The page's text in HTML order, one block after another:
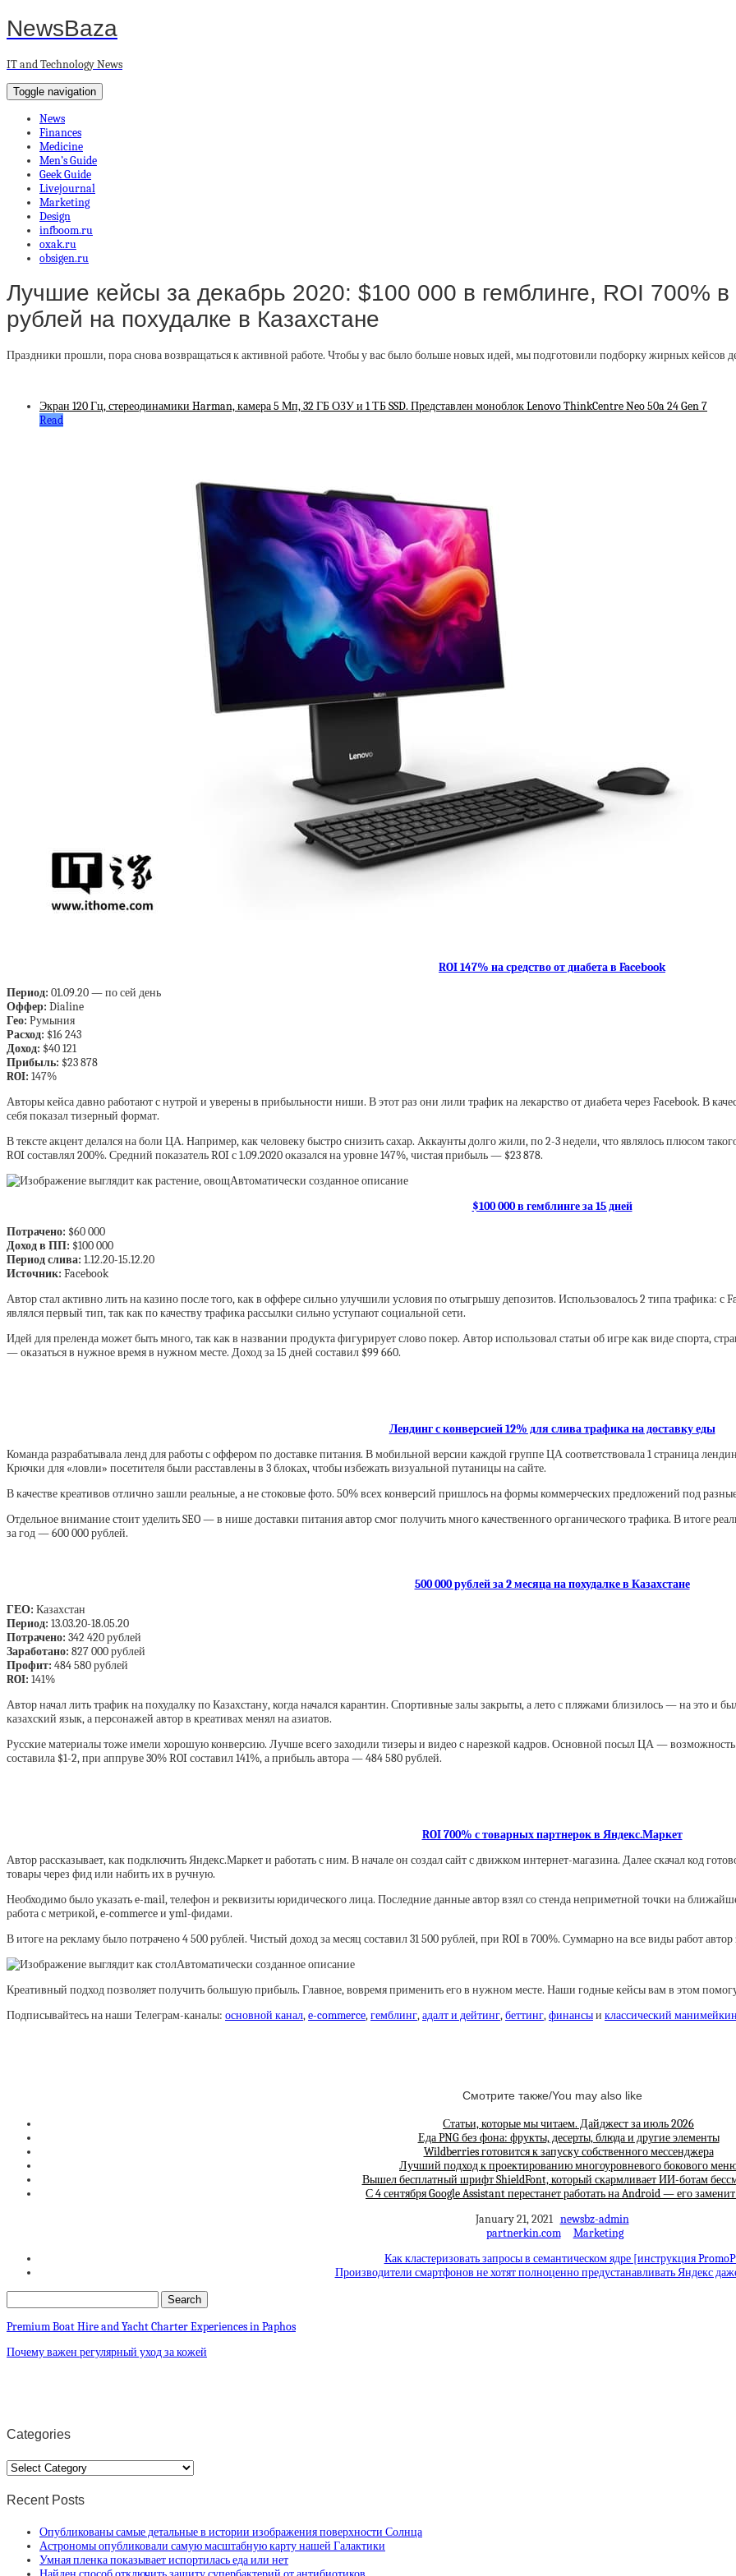
NewsBaza
IT and Technology News
Toggle navigation
News
Finances
Medicine
Men’s Guide
Geek Guide
Livejournal
Marketing
Design
infboom.ru
oxak.ru
obsigen.ru
Лучшие кейсы за декабрь 2020: $100 000 в гемблинге, ROI 700%
рублей на похудалке в Казахстане
Праздники прошли, пора снова возвращаться к активной работе. Чтобы у вас было больше новых идей, мы подготовили подборку жирных кейсов
Экран 120 Гц, стереодинамики Harman, камера 5 Мп, 32 ГБ ОЗУ и 1 ТБ SSD. Представлен моноблок Lenovo ThinkCentre Neo 50a 24 Gen 7
Read
ROI 147% на средство от диабета в Facebook
Период: 01.09.20 — по сей день
Оффер: Dialine
Гео: Румыния
Расход: $16 243
Доход: $40 121
Прибыль: $23 878
ROI: 147%
Авторы кейса давно работают с нутрой и уверены в прибыльности ниши. В этот раз они лили трафик на лекарство от диабета через Facebook. В
себя показал тизерный формат.
В тексте акцент делался на боли ЦА. Например, как человеку быстро снизить сахар. Аккаунты долго жили, по 2-3 недели, что являлось плюсом
ROI составлял 200%. Средний показатель ROI с 1.09.2020 оказался на уровне 147%, чистая прибыль — $23 878.
$100 000 в гемблинге за 15 дней
Потрачено: $60 000
Доход в ПП: $100 000
Период слива: 1.12.20-15.12.20
Источник: Facebook
Автор стал активно лить на казино после того, как в оффере сильно улучшили условия по отыгрышу депозитов. Использовалось 2 типа трафика:
являлся первый тип, так как по качеству трафика рассылки сильно уступают социальной сети.
Идей для преленда может быть много, так как в названии продукта фигурирует слово покер. Автор использовал статьи об игре как виде спорта,
— оказаться в нужное время в нужном месте. Доход за 15 дней составил $99 660.
Лендинг с конверсией 12% для слива трафика на доставку еды
Команда разрабатывала ленд для работы с оффером по доставке питания. В мобильной версии каждой группе ЦА соответствовала 1 страница
Крючки для «ловли» посетителя были расставлены в 3 блоках, чтобы избежать визуальной путаницы на сайте.
В качестве креативов отлично зашли реальные, а не стоковые фото. 50% всех конверсий пришлось на формы коммерческих предложений под
Отдельное внимание стоит уделить SEO — в нише доставки питания автор смог получить много качественного органического трафика. В итоге
за год — 600 000 рублей.
500 000 рублей за 2 месяца на похудалке в Казахстане
ГЕО: Казахстан
Период: 13.03.20-18.05.20
Потрачено: 342 420 рублей
Заработано: 827 000рублей
Профит: 484 580 рублей
ROI: 141%
Автор начал лить трафик на похудалку по Казахстану, когда начался карантин. Спортивные залы закрыты, а лето с пляжами близилось — на это и
казахский язык, а персонажей автор в креативах менял на азиатов.
Русские материалы тоже имели хорошую конверсию. Лучше всего заходили тизеры и видео с нарезкой кадров. Основной посыл ЦА — возможность
составила $1-2, при аппруве 30% ROI составил 141%, а прибыль автора — 484 580 рублей.
ROI 700% с товарных партнерок в Яндекс.Маркет
Автор рассказывает, как подключить Яндекс.Маркет и работать с ним. В начале он создал сайт с движком интернет-магазина. Далее скачал код
товары через фид или набить их в ручную.
Необходимо было указать e-mail, телефон и реквизиты юридического лица. Последние данные автор взял со стенда неприметной точки на
работа с метрикой, e-commerce и yml-фидами.
В итоге на рекламу было потрачено 4 500 рублей. Чистый доход за месяц составил 31 500 рублей, при ROI в 700%. Суммарно на все виды работ автор
Креативный подход позволяет получить большую прибыль. Главное, вовремя применить его в нужном месте. Наши годные кейсы вам в этом
Подписывайтесь на наши Телеграм-каналы: основной канал,e-commerce,гемблинг,адалт и дейтинг,беттинг,финансыи классический
Смотрите также/You may also like
Статьи, которые мы читаем. Дайджест за июль 2026
Еда PNG без фона: фрукты, десерты, блюда и другие элементы
Wildberries готовится к запуску собственного мессенджера
Лучший подход к проектированию многоуровневого бокового
Вышел бесплатный шрифт ShieldFont, который скармливает ИИ-ботам
С 4 сентября Google Assistant перестанет работать на Android — его
January 21, 2021 newsbz-admin
partnerkin.com
Marketing
Как кластеризовать запросы в семантическом ядре [инструкция
Производители смартфонов не хотят полноценно предустанавливать Яндекс
Premium Boat Hire and Yacht Charter Experiences in Paphos
Почему важен регулярный уход за кожей
Categories
Categories
Recent Posts
Опубликованы самые детальные в истории изображения поверхности Солнца
Астрономы опубликовали самую масштабную карту нашей Галактики
Умная пленка показывает испортилась еда или нет